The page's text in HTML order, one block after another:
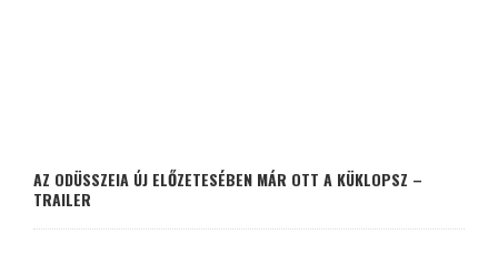
AZ ODÜSSZEIA ÚJ ELŐZETESÉBEN MÁR OTT A KÜKLOPSZ –
TRAILER